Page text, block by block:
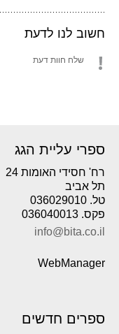
חשוב לנו לדעת
שלח חוות דעת
ספרי עליית הגג
רח' חסידי האומות 24
תל אביב
טל. 036029010
פקס. 036040013
info@bita.co.il
WebManager
ספרים חדשים